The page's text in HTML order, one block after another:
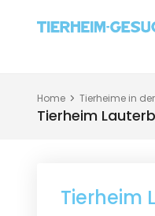
Home Tierheime in
Tierheim
Tierheim